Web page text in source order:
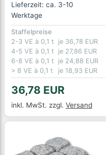
Lieferzeit: ca. 3-10
Werktage
Staffelpreise
2-3 VE à 0,1 t
je 36,78 EUR
4-5 VE à 0,1 t
je 27,86 EUR
6-8 VE à 0,1 t
je 24,88 EUR
> 8 VE à 0,1 t
je 18,93 EUR
36,78 EUR
inkl. MwSt. zzgl. Versand